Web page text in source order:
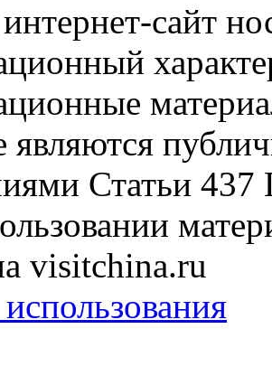
сайт
являются
Статьи 437
visitchina.ru